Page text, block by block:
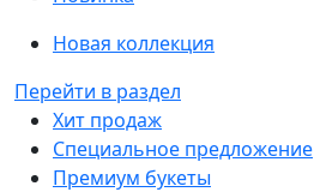
Новая коллекция
Перейти в раздел
Хит продаж
Специальное предложение
Премиум букеты